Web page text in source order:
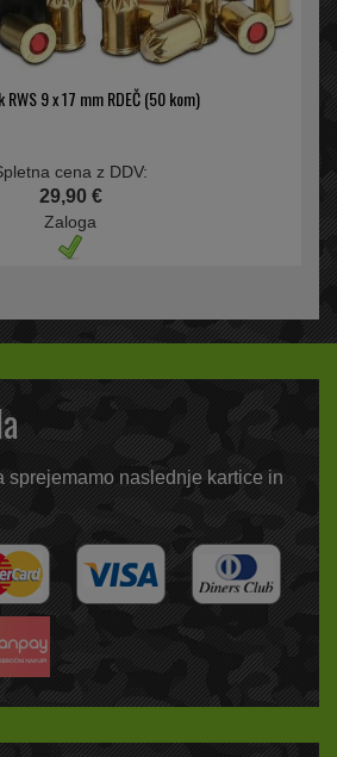
RWS 9 x 17 mm RDEČ (50 kom)
cena z DDV:
29,90 €
Zaloga
sprejemamo naslednje kartice in